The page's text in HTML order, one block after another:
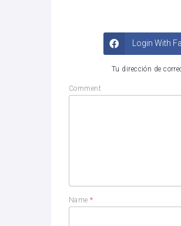
Login With
Tu dirección de
Comment
Name*